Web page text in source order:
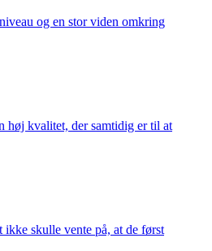
og en stor viden omkring
høj kvalitet, der samtidig er til at
skulle vente på, at de først